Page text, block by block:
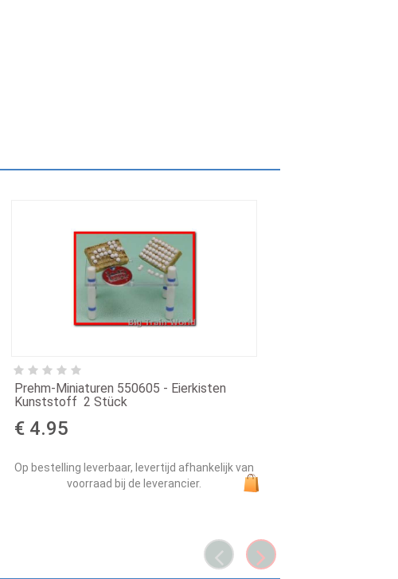
Prehm-Miniaturen 550605 - Eierkisten 
Kunststoff  2 Stück
€ 4.95
Op bestelling leverbaar, levertijd afhankelijk van
voorraad bij de leverancier.